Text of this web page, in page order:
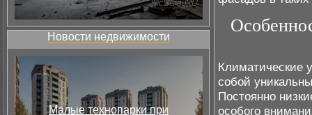
Новости недвижимости
Малые технопарки при
Климатические
собой
Постоянно
особого